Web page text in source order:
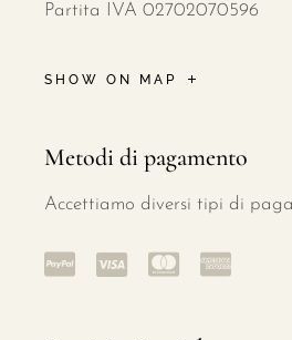
Partita IVA 02702070596
SHOW ON MAP
Metodi di pagamento
Accettiamo diversi tipi di